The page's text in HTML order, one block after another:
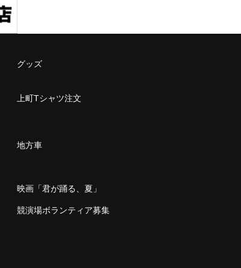
グッズ
上町Tシャツ注文
地方車
映画「君が踊る、夏」
競演場ボランティア募集